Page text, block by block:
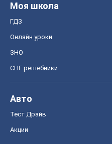
Моя школа
ГДЗ
Онлайн уроки
ЗНО
СНГ решебники
Авто
Тест Драйв
Акции